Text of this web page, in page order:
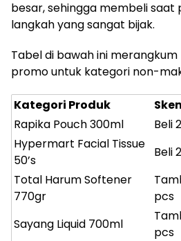
besar, sehingga membeli saat
langkah yang sangat bijak.
Tabel di bawah ini
promo untuk kategori non-
Kategori Produk
Rapika Pouch 300ml
Beli
Hypermart Facial Tissue
50’s
Beli
Total Harum Softener
770gr
pcs
Sayang Liquid 700ml
pcs